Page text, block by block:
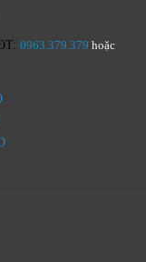
0963.379.379 hoặc